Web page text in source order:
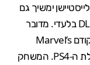
ימשיך גם
והוא יגיח בהמשך כ-DLC בלעדי. מדובר
במהלך זהה בדיוק כמו המשחק המשחק הקודם Marvel’s
Spider-Man ששוחרר בשנת 2018 לקונסולת ה-PS4. המשחק